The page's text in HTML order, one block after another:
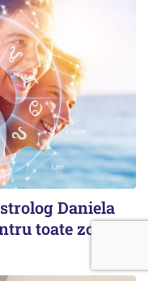
Daniela
toate zodiile